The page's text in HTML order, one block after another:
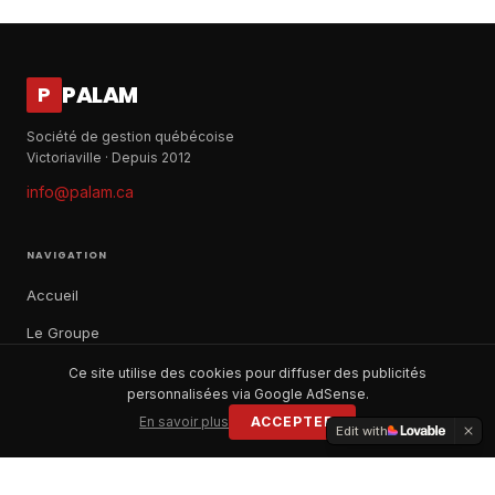
P PALAM
Société de gestion québécoise
Victoriaville · Depuis 2012
info@palam.ca
NAVIGATION
Accueil
Le Groupe
Notre histoire
Ce site utilise des cookies pour diffuser des publicités
personnalisées via Google AdSense.
En savoir plus
ACCEPTER
Edit with